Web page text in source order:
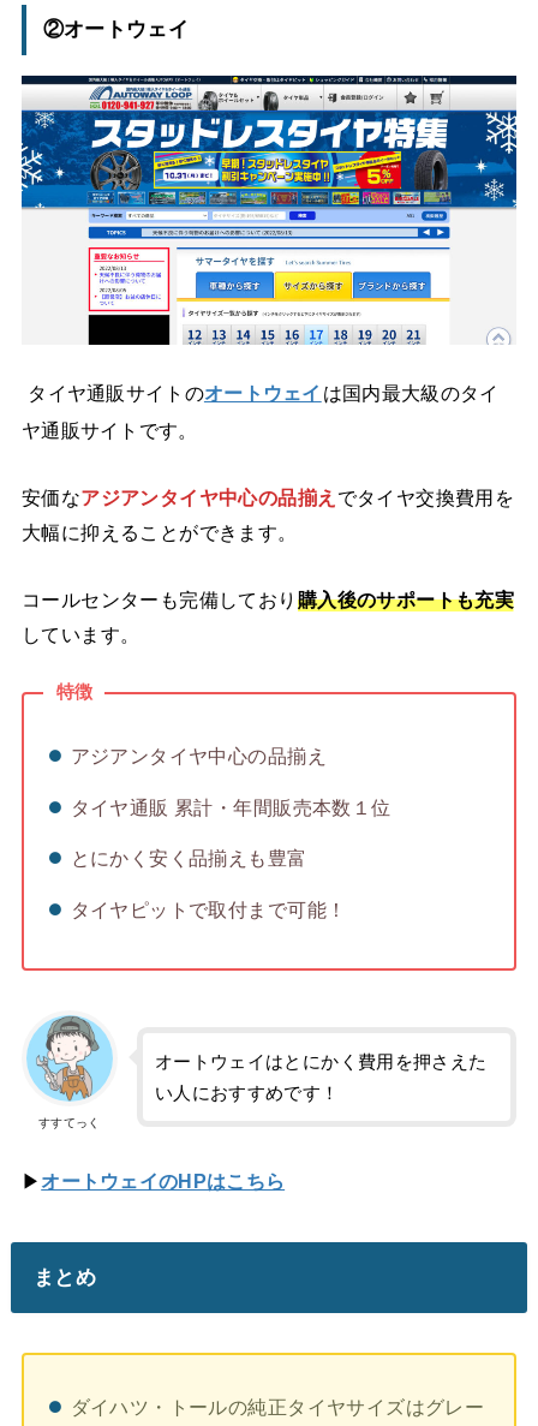
②オートウェイ
タイヤ通販サイトのオートウェイ は国内最大級のタイ
ヤ通販サイトです。
安価なアジアンタイヤ中心の品揃え でタイヤ交換費用を
大幅に抑えることができます。
コールセンターも完備しており 購入後のサポートも充実
しています。
特徴
アジアンタイヤ中心の品揃え
タイヤ通販 累計・年間販売本数１位
とにかく安く品揃えも豊富
タイヤピットで取付まで可能！
すすてっく
オートウェイはとにかく費用を押さえた
い人におすすめです！
▶ オートウェイのHPはこちら
まとめ
ダイハツ・トールの純正タイヤサイズはグレー